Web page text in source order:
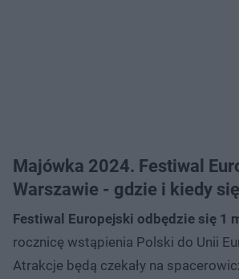
Majówka 2024. Festiwal
Warszawie - gdzie i kiedy
Festiwal Europejski odbędzie się 1
rocznicę wstąpienia Polski do Unii
Atrakcje będą czekały na